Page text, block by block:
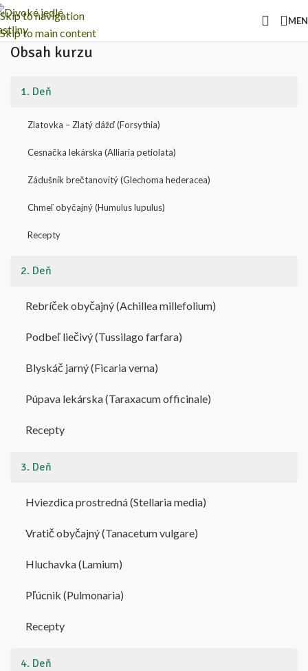
Skip to navigation
Skip to main content
Obsah kurzu
1. Deň
Zlatovka – Zlatý dážď (Forsythia)
Cesnačka lekárska (Alliaria petiolata)
Zádušník brečtanovitý (Glechoma hederacea)
Chmeľ obyčajný (Humulus lupulus)
Recepty
2. Deň
Rebríček obyčajný (Achillea millefolium)
Podbeľ liečivý (Tussilago farfara)
Blyskáč jarný (Ficaria verna)
Púpava lekárska (Taraxacum officinale)
Recepty
3. Deň
Hviezdica prostredná (Stellaria media)
Vratič obyčajný (Tanacetum vulgare)
Hluchavka (Lamium)
Pľúcnik (Pulmonaria)
Recepty
4. Deň